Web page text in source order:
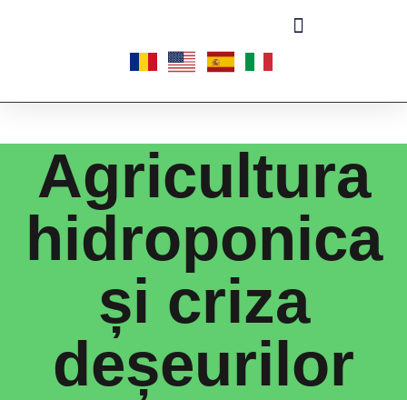
Agricultura
hidroponica
și criza
deșeurilor